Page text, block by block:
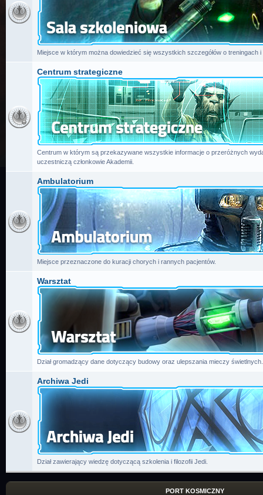
Miejsce w którym można dowiedzieć się wszystkich szczegółów o treningach
Centrum strategiczne
Centrum w którym są przekazywane wszystkie informacje o przeróżnych
uczestniczą członkowie Akademii.
Ambulatorium
Miejsce przeznaczone do kuracji chorych i rannych pacjentów.
Warsztat
Dział gromadzący dane dotyczący budowy oraz ulepszania mieczy świetlnych.
Archiwa Jedi
Dział zawierający wiedzę dotyczącą szkolenia i filozofii Jedi.
PORT KOSMICZNY